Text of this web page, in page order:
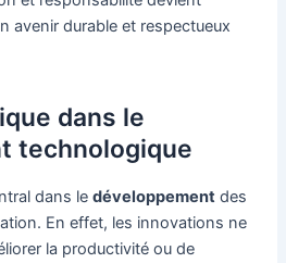
avenir durable et respectueux
dans le
technologique
dans ledéveloppement des
En effet, les innovations ne
la productivité ou de